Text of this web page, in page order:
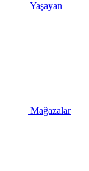
Yaşayan
Mağazalar